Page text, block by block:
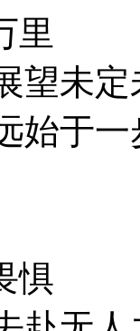
里
展望未
始于一
惧